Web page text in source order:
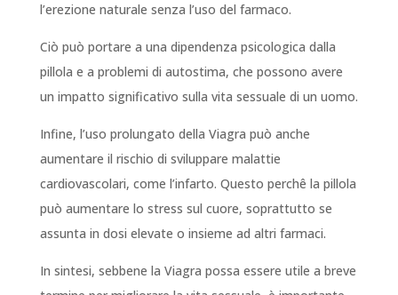
l’erezione naturale senza l’uso del farmaco.
Ciò può portare a una dipendenza psicologica dalla
pillola e a problemi di autostima, che possono avere
un impatto significativo sulla vita sessuale di un uomo.
Infine, l’uso prolungato della Viagra può anche
aumentare il rischio di sviluppare malattie
cardiovascolari, come l’infarto. Questo perchê la pillola
può aumentare lo stress sul cuore, soprattutto se
assunta in dosi elevate o insieme ad altri farmaci.
In sintesi, sebbene la Viagra possa essere utile a breve